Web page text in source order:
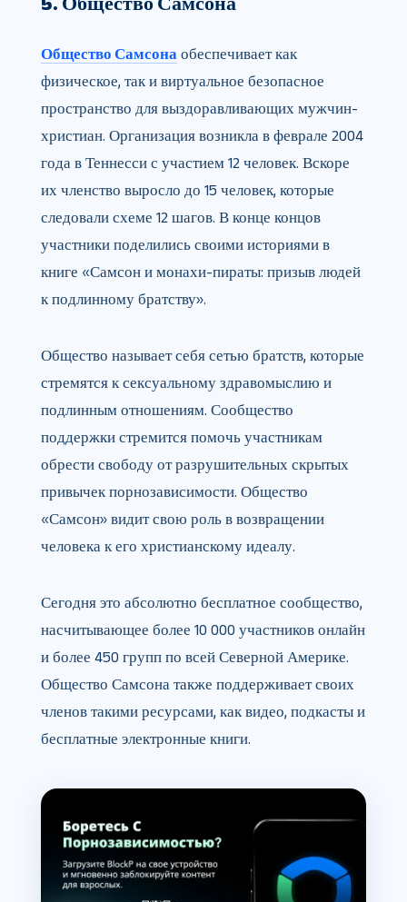
Общество Самсона обеспечивает как
физическое, так и виртуальное безопасное
пространство для выздоравливающих мужчин-
христиан. Организация возникла в феврале 2004
года в Теннесси с участием 12 человек. Вскоре
их членство выросло до 15 человек, которые
следовали схеме 12 шагов. В конце концов
участники поделились своими историями в
книге «Самсон и монахи-пираты: призыв людей
к подлинному братству».
Общество называет себя сетью братств, которые
стремятся к сексуальному здравомыслию и
подлинным отношениям. Сообщество
поддержки стремится помочь участникам
обрести свободу от разрушительных скрытых
привычек порнозависимости. Общество
«Самсон» видит свою роль в возвращении
человека к его христианскому идеалу.
Сегодня это абсолютно бесплатное сообщество,
насчитывающее более 10 000 участников онлайн
и более 450 групп по всей Северной Америке.
Общество Самсона также поддерживает своих
членов такими ресурсами, как видео, подкасты и
бесплатные электронные книги.